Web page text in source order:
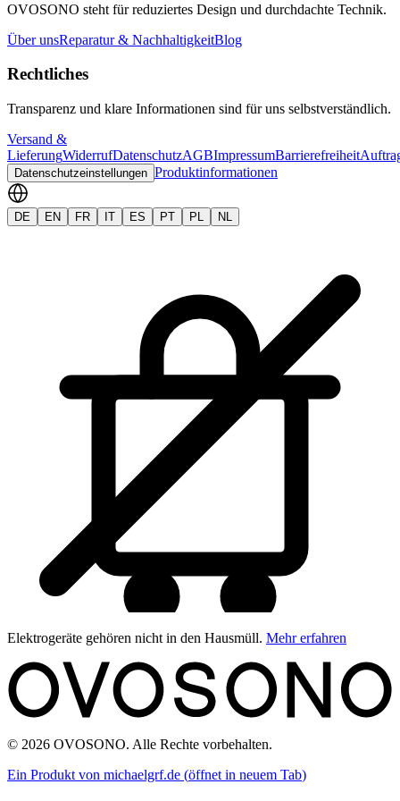
OVOSONO steht für reduziertes Design und durchdachte Technik.
Über unsReparatur & NachhaltigkeitBlog
Rechtliches
Transparenz und klare Informationen sind für uns selbstverständlich.
Versand &
LieferungWiderrufDatenschutzAGBImpressumBarrierefreiheit
Datenschutzeinstellungen Produktinformationen
DE EN FR IT ES PT PL NL
Elektrogeräte gehören nicht in den Hausmüll. Mehr erfahren
© 2026 OVOSONO. Alle Rechte vorbehalten.
Ein Produkt von michaelgrf.de (öffnet in neuem Tab)